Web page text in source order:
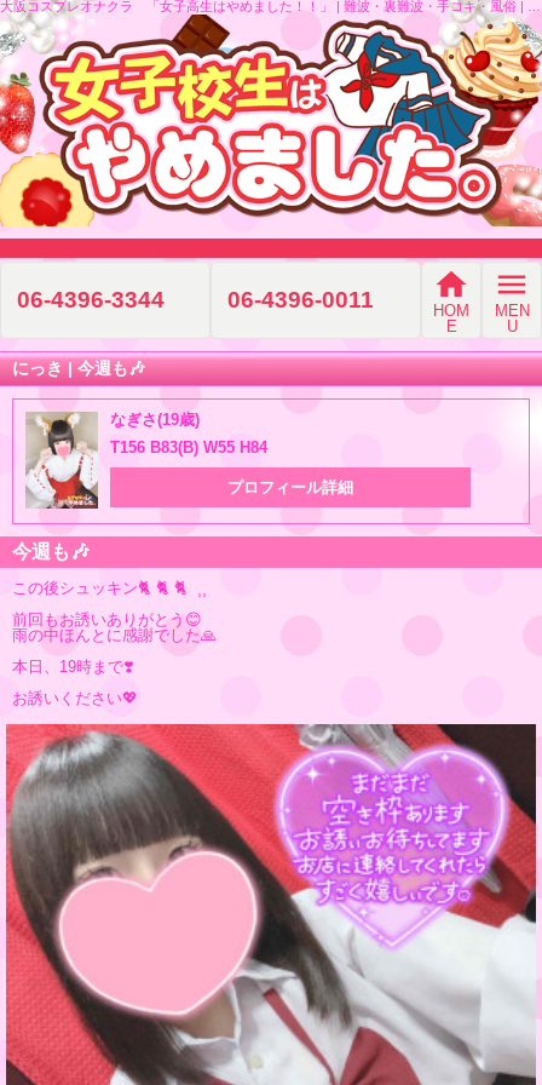
06-4396-3344 06-4396-0011 home
HOM
E
menu
MEN
U
にっき | 今週も🎶
なぎさ(19歳)
T156 B83(B) W55 H84
プロフィール詳細
今週も🎶
この後シュッキン🐈 🐈 🐈 ⸒⸒
前回もお誘いありがとう😊
雨の中ほんとに感謝でした🙏
本日、19時まで❣️
お誘いください💖